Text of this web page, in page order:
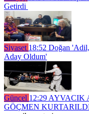
Getirdi
Siyaset 18:52 Doğan
Aday Oldum'
Güncel 12:29 AYVACIK
GÖÇMEN